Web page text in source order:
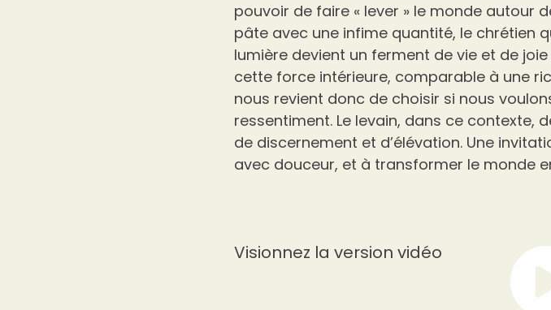
pouvoir de faire « lever » le monde autour
pâte avec une infime quantité, le chrétien
lumière devient un ferment de vie et de
cette force intérieure, comparable à une
nous revient donc de choisir si nous
ressentiment. Le levain, dans ce contexte,
de discernement et d’élévation. Une
avec douceur, et à transformer le monde
Visionnez la version vidéo